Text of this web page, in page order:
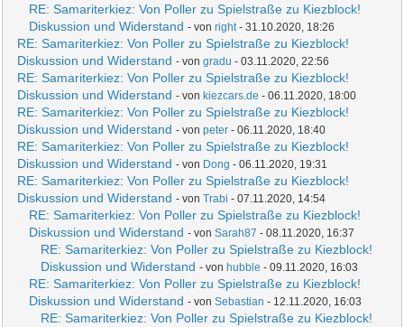
RE: Samariterkiez: Von Poller zu Spielstraße zu Kiezblock!
Diskussion und Widerstand - vonright- 31.10.2020, 18:26
RE: Samariterkiez: Von Poller zu Spielstraße zu Kiezblock!
Diskussion und Widerstand - vongradu - 03.11.2020, 22:56
RE: Samariterkiez: Von Poller zu Spielstraße zu Kiezblock!
Diskussion und Widerstand - von kiezcars.de - 06.11.2020, 18:00
RE: Samariterkiez: Von Poller zu Spielstraße zu Kiezblock!
Diskussion und Widerstand - vonpeter - 06.11.2020, 18:40
RE: Samariterkiez: Von Poller zu Spielstraße zu Kiezblock!
Diskussion und Widerstand - von Dong - 06.11.2020, 19:31
RE: Samariterkiez: Von Poller zu Spielstraße zu Kiezblock!
Diskussion und Widerstand - vonTrabi - 07.11.2020, 14:54
RE: Samariterkiez: Von Poller zu Spielstraße zu Kiezblock!
Diskussion und Widerstand - vonSarah87 - 08.11.2020, 16:37
RE: Samariterkiez: Von Poller zu Spielstraße zu Kiezblock!
Diskussion und Widerstand - von hubble - 09.11.2020, 16:03
RE: Samariterkiez: Von Poller zu Spielstraße zu Kiezblock!
Diskussion und Widerstand - vonSebastian - 12.11.2020, 16:03
RE: Samariterkiez: Von Poller zu Spielstraße zu Kiezblock!